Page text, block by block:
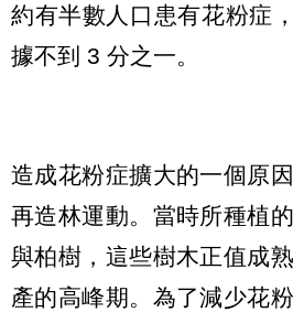
約有半數人口患有花粉症
據不到 3 分之一。
造成花粉症擴大的一個原
再造林運動。當時所種植
與柏樹，這些樹木正值成
產的高峰期。為了減少花